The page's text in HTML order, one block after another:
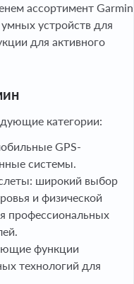
ассортимент Garmin
устройств для
для активного
категории:
GPS-
системы.
широкий выбор
и физической
профессиональных
функции
технологий для